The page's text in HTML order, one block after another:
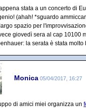
stata a un concerto di
(ahah! *sguardo
spazio per
giovedì sera al cap 10100
la serata è stata
Monica 05/04/2017, 16:27
di amici miei organizza un